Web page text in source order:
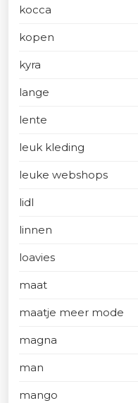
kocca
kopen
kyra
lange
lente
leuk kleding
leuke webshops
lidl
linnen
loavies
maat
maatje meer mode
magna
man
mango